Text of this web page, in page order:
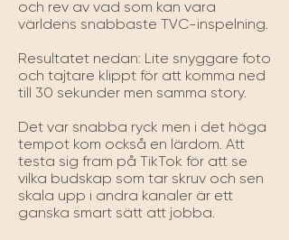
och rev av vad som kan vara
världens snabbaste TVC-inspelning.
Resultatet nedan: Lite snyggare foto
och tajtare klippt för att komma ned
till 30 sekunder men samma story.
Det var snabba ryck men i det höga
tempot kom också en lärdom. Att
testa sig fram på TikTok för att se
vilka budskap som tar skruv och sen
skala upp i andra kanaler är ett
ganska smart sätt att jobba.